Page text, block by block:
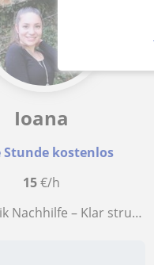
Ioana
Stunde kostenlos
15€/h
– Klar strukturiert zu besseren Noten